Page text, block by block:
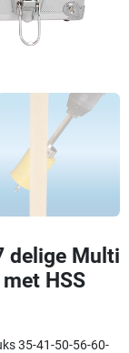
delige Multi
HSS
35-41-50-56-60-